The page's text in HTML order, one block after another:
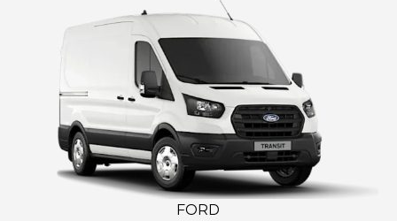
FORD